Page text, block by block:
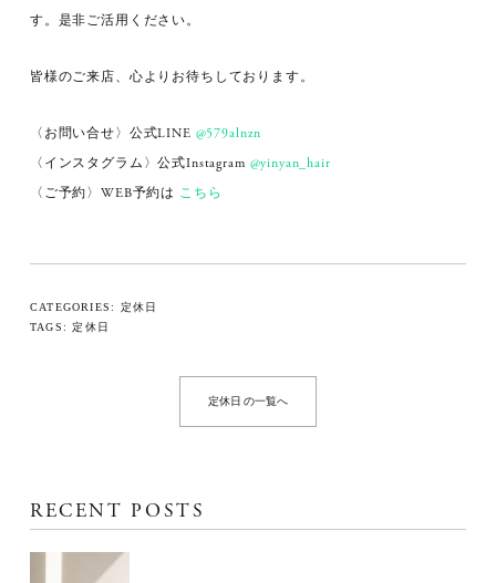
す。是非ご活用ください。
皆様のご来店、心よりお待ちしております。
〈お問い合せ〉公式LINE @579alnzn
〈インスタグラム〉公式Instagram @yinyan_hair
〈ご予約〉WEB予約は こちら
CATEGORIES: 定休日
TAGS:定休日
定休日 の一覧へ
RECENT POSTS